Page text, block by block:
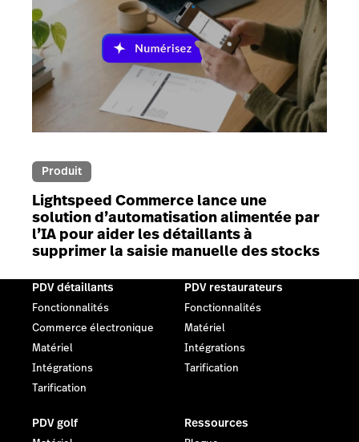
Produit
Lightspeed Commerce lance une
solution d’automatisation alimentée par
l’IA pour aider les détaillants à
supprimer la saisie manuelle des stocks
PDV détaillants
Fonctionnalités
Commerce électronique
Matériel
Intégrations
Tarification
PDV restaurateurs
Fonctionnalités
Matériel
Intégrations
Tarification
PDV golf Ressources